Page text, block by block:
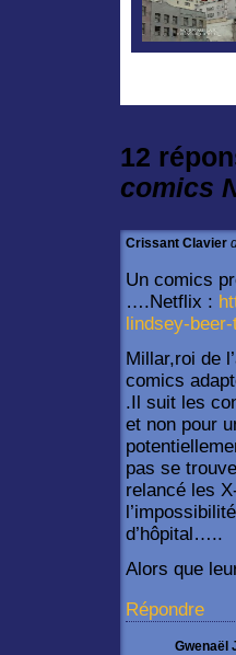
12
comics
Crissant Clavier
Un comics
….Netflix :
lindsey-
Millar,roi de
comics
.Il suit les
et non pour
pas se
relancé les
d’hôpital…..
Alors que
Répondre
Gwenaël